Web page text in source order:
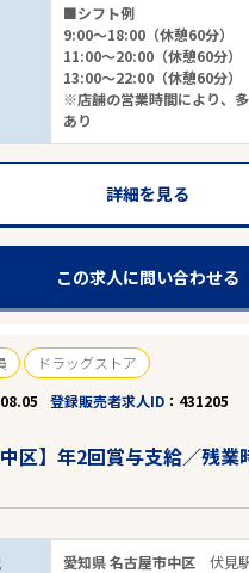
■シフト例
9:00～18:00（休憩60分）
11:00～20:00（休憩60分）
13:00～22:00（休憩60分）
※店舗の営業時間により、
あり
詳細を見る
この求人に問い合わせる
ドラッグストア
登録販売者求人ID 431205
中区】年2回賞与支給／残
愛知県 名古屋市中区伏見